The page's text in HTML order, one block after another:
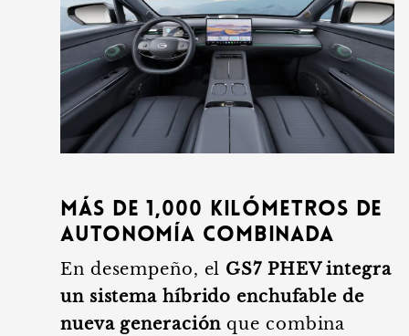
Más de 1,000 kilómetros de
autonomía combinada
En desempeño, el GS7 PHEV integra
un sistema híbrido enchufable de
nueva generación que combina